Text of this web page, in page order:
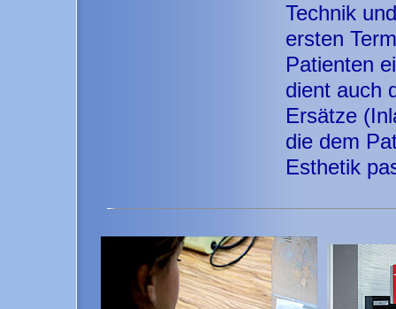
Technik
ersten
Patienten
dient auch
Ersätze
die dem
Esthetik